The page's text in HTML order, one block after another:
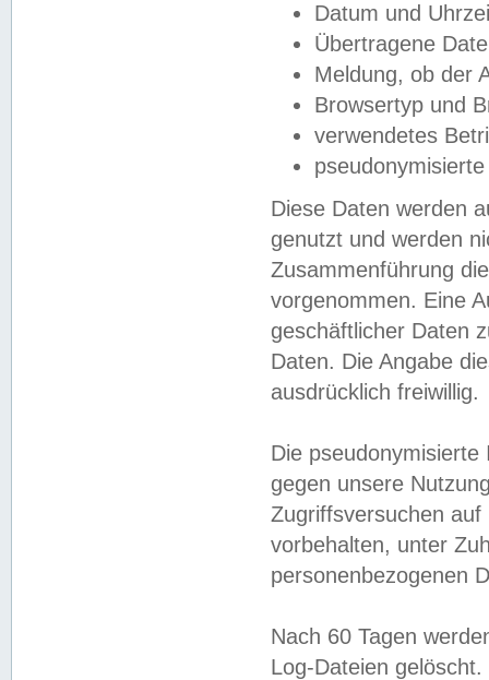
Datum und
Übertragene
Meldung, ob der
Browsertyp und
verwendetes
Diese Daten werden
genutzt und werden
Zusammenführung
vorgenommen. Eine
geschäftlicher Daten
Daten. Die Angabe
ausdrücklich freiwillig.
Die
gegen unsere
Zugriffsversuchen
vorbehalten, unter
personenbezogenen
Nach 60 Tagen
Log-Dateien